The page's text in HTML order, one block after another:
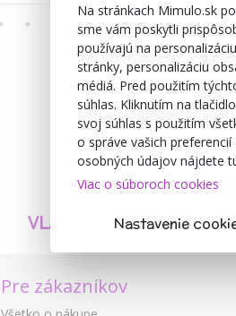
VLASTNÉ PRODUKTY
Pre zákazníkov
Na stránkach Mimulo.sk
sme vám poskytli
používajú na
stránky, personalizáciu
médiá. Pred použitím
súhlas. Kliknutím na
svoj súhlas s použitím
o správe vašich
osobných údajov nájdete
Viac o súboroch cookies
Nastavenie